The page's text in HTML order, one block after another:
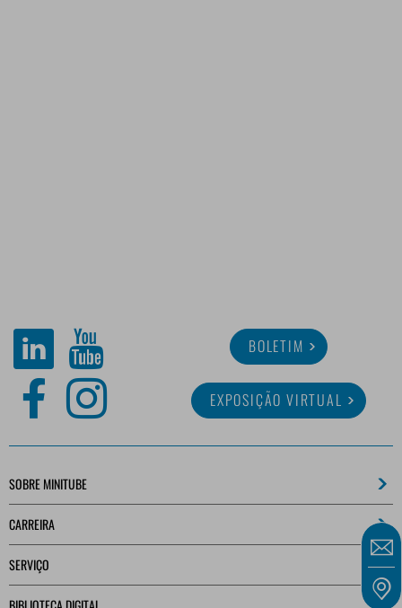
BOLETIM
EXPOSIÇÃO VIRTUAL
SOBRE MINITUBE
CARREIRA
SERVIÇO